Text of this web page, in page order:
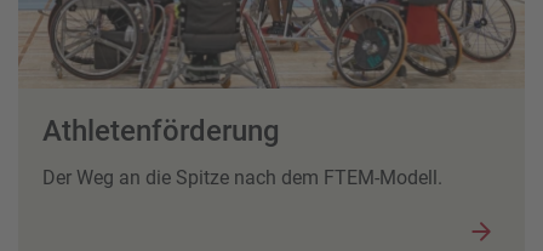
Athletenförderung
Der Weg an die Spitze nach dem FTEM-Modell.